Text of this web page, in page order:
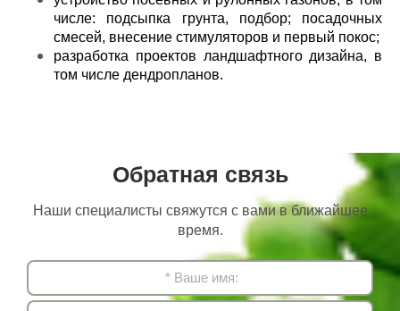
числе: подсыпка грунта, подбор; посадочных
смесей, внесение стимуляторов и первый покос;
разработка проектов ландшафтного дизайна, в
том числе дендропланов.
Обратная связь
Наши специалисты свяжутся с вами в ближайшее
время.